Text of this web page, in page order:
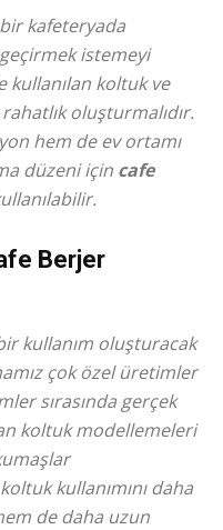
kafeteryada
istemeyi
kullanılan koltuk ve
oluşturmalıdır.
hem de ev ortamı
düzeni için cafe
Berjer
kullanım oluşturacak
çok özel üretimler
sırasında gerçek
koltuk modellemeleri
kullanımını daha
de daha uzun